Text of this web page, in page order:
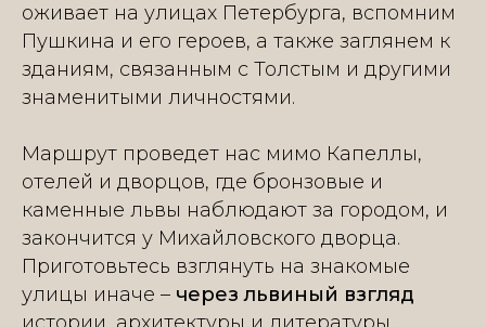
оживает на улицах Петербурга, вспомним
Пушкина и его героев, а также заглянем к
зданиям, связанным с Толстым и другими
знаменитыми личностями.
Маршрут проведет нас мимо Капеллы,
отелей и дворцов, где бронзовые и
каменные львы наблюдают за городом, и
закончится у Михайловского дворца.
Приготовьтесь взглянуть на знакомые
улицы иначе – через львиный взгляд